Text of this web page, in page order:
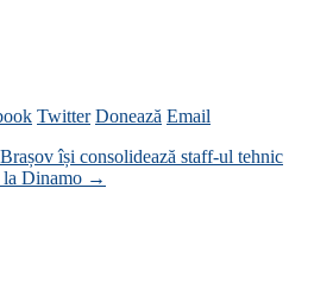
Twitter Donează Email
își consolidează staff-ul tehnic
la Dinamo →